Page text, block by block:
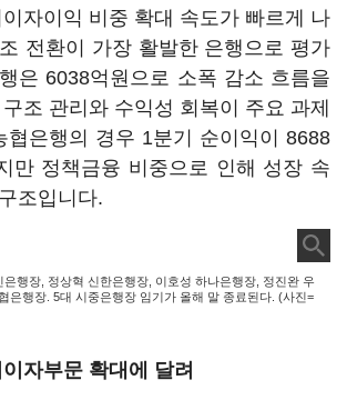
자이익 비중 확대 속도가 빠르게 나
전환이 가장 활발한 은행으로 평가
은 6038억원으로 소폭 감소 흐름을
조 관리와 수익성 회복이 주요 과제
협은행의 경우 1분기 순이익이 8688
만 정책금융 비중으로 인해 성장 속
조입니다.
은행장, 정상혁 신한은행장, 이호성 하나은행장, 정진완 우
은행장. 5대 시중은행장 임기가 올해 말 종료된다. (사진=
자부문 확대에 달려